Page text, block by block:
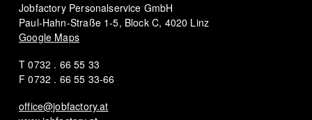
Jobfactory Personalservice GmbH
Paul-Hahn-Straße 1-5, Block C, 4020 Linz
Google Maps
T 0732 . 66 55 33
F 0732 . 66 55 33-66
office@jobfactory.at